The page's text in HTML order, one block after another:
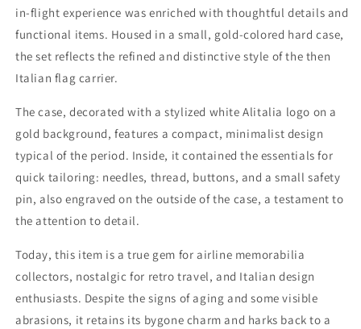
in-flight experience was enriched with thoughtful details and
functional items. Housed in a small, gold-colored hard case,
the set reflects the refined and distinctive style of the then
Italian flag carrier.
The case, decorated with a stylized white Alitalia logo on a
gold background, features a compact, minimalist design
typical of the period. Inside, it contained the essentials for
quick tailoring: needles, thread, buttons, and a small safety
pin, also engraved on the outside of the case, a testament to
the attention to detail.
Today, this item is a true gem for airline memorabilia
collectors, nostalgic for retro travel, and Italian design
enthusiasts. Despite the signs of aging and some visible
abrasions, it retains its bygone charm and harks back to a